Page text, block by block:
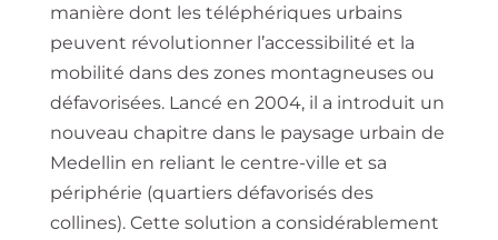
manière dont les téléphériques urbains
peuvent révolutionner l’accessibilité et la
mobilité dans des zones montagneuses ou
défavorisées. Lancé en 2004, il a introduit un
nouveau chapitre dans le paysage urbain de
Medellin en reliant le centre-ville et sa
périphérie (quartiers défavorisés des
collines). Cette solution a considérablement